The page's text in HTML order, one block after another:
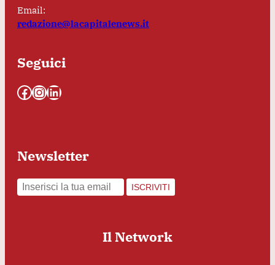
Email:
redazione@lacapitalenews.it
Seguici
Facebook InstagramLinkedIn
Newsletter
ISCRIVITI
Il Network